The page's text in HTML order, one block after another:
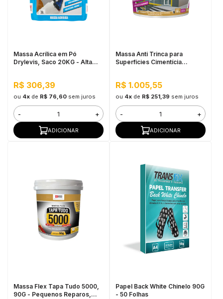
Massa Acrílica em Pó
Drylevis, Saco 20KG - Alta
R$ 306,39
ou 4xde R$ 76,60 sem juros
- +
ADICIONAR
Massa Anti Trinca para
Superfícies Cimentícia
R$ 1.005,55
ou 4xde R$ 251,39 sem juros
- +
ADICIONAR
Massa Flex Tapa Tudo 5000,
90G - Pequenos Reparos,
Papel Back White Chinelo 90G
- 50 Folhas